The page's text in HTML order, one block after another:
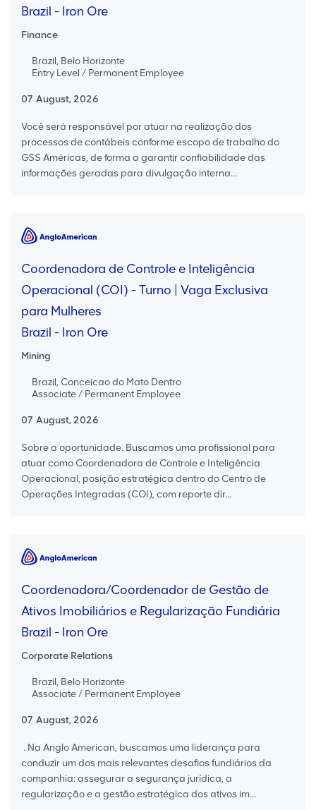
Brazil - Iron Ore
Finance
Brazil, Belo Horizonte
Entry Level / Permanent Employee
07 August, 2026
Você será responsável por atuar na realização dos
processos de contábeis conforme escopo de trabalho do
GSS Américas, de forma a garantir confiabilidade das
informações geradas para divulgação interna...
Coordenadora de Controle e Inteligência
Operacional (COI) - Turno | Vaga Exclusiva
para Mulheres
Brazil - Iron Ore
Mining
Brazil, Conceicao do Mato Dentro
Associate / Permanent Employee
07 August, 2026
Sobre a oportunidade. Buscamos uma profissional para
atuar como Coordenadora de Controle e Inteligência
Operacional, posição estratégica dentro do Centro de
Operações Integradas (COI), com reporte dir...
Coordenadora/Coordenador de Gestão de
Ativos Imobiliários e Regularização Fundiária
Brazil - Iron Ore
Corporate Relations
Brazil, Belo Horizonte
Associate / Permanent Employee
07 August, 2026
. Na Anglo American, buscamos uma liderança para
conduzir um dos mais relevantes desafios fundiários da
companhia: assegurar a segurança jurídica, a
regularização e a gestão estratégica dos ativos im...